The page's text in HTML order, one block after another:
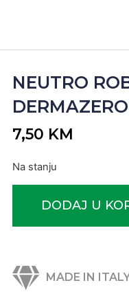
NEUTRO
7,50 KM
Na stanju
DODAJ U
MADE IN